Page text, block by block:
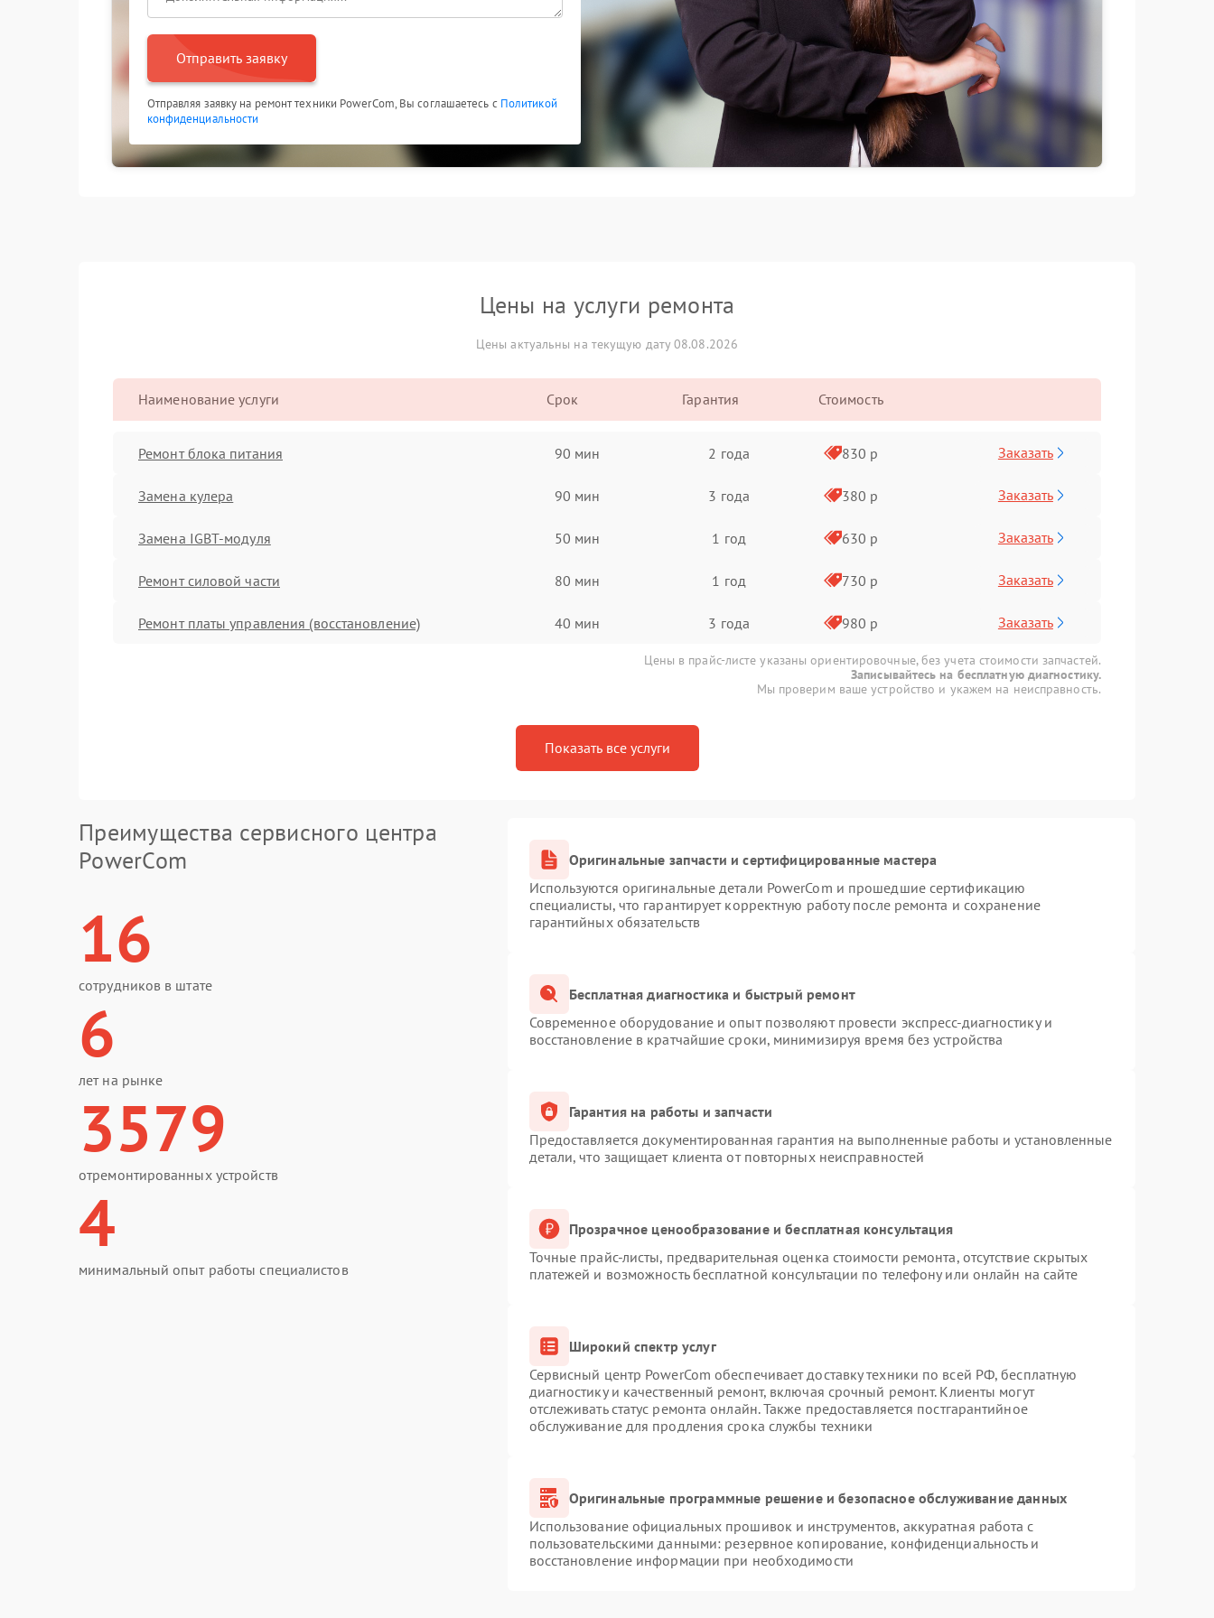
Отправить заявку
Отправляя заявку на ремонт техники PowerCom, Вы соглашаетесь с Политикой
конфиденциальности
Цены на услуги ремонта
Цены актуальны на текущую дату 08.08.2026
Наименование услуги Срок Гарантия Стоимость
Ремонт блока питания 90 мин 2 года 830 р Заказать
Замена кулера 90 мин 3 года 380 р Заказать
Замена IGBT-модуля 50 мин 1 год 630 р Заказать
Ремонт силовой части 80 мин 1 год 730 р Заказать
Ремонт платы управления (восстановление) 40 мин 3 года 980 р Заказать
Цены в прайс-листе указаны ориентировочные, без учета стоимости запчастей.
Записывайтесь на бесплатную диагностику.
Мы проверим ваше устройство и укажем на неисправность.
Показать все услуги
Преимущества сервисного центра
PowerCom
16
сотрудников в штате
6
лет на рынке
3579
отремонтированных устройств
4
минимальный опыт работы специалистов
Оригинальные запчасти и сертифицированные мастера
Используются оригинальные детали PowerCom и прошедшие сертификацию
специалисты, что гарантирует корректную работу после ремонта и сохранение
гарантийных обязательств
Бесплатная диагностика и быстрый ремонт
Современное оборудование и опыт позволяют провести экспресс-диагностику и
восстановление в кратчайшие сроки, минимизируя время без устройства
Гарантия на работы и запчасти
Предоставляется документированная гарантия на выполненные работы и установленные
детали, что защищает клиента от повторных неисправностей
Прозрачное ценообразование и бесплатная консультация
Точные прайс-листы, предварительная оценка стоимости ремонта, отсутствие скрытых
платежей и возможность бесплатной консультации по телефону или онлайн на сайте
Широкий спектр услуг
Сервисный центр PowerCom обеспечивает доставку техники по всей РФ, бесплатную
диагностику и качественный ремонт, включая срочный ремонт. Клиенты могут
отслеживать статус ремонта онлайн. Также предоставляется постгарантийное
обслуживание для продления срока службы техники
Оригинальные программные решение и безопасное обслуживание данных
Использование официальных прошивок и инструментов, аккуратная работа с
пользовательскими данными: резервное копирование, конфиденциальность и
восстановление информации при необходимости